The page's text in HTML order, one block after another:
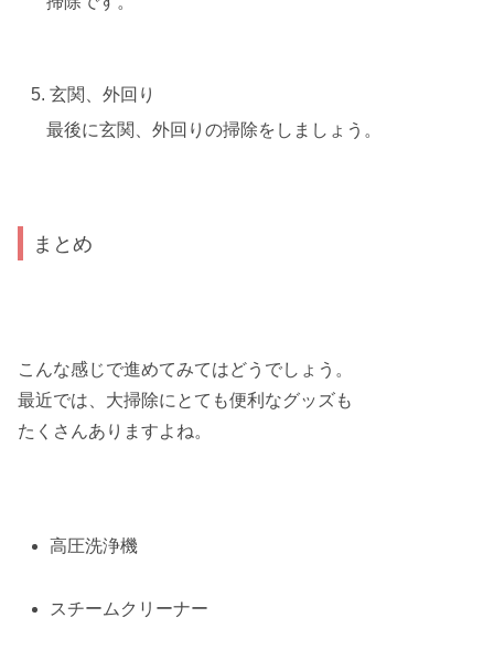
玄関、外回り
最後に玄関、外回りの掃除をしましょう。
まとめ
こんな感じで進めてみてはどうでしょう。
最近では、大掃除にとても便利なグッズも
たくさんありますよね。
高圧洗浄機
スチームクリーナー